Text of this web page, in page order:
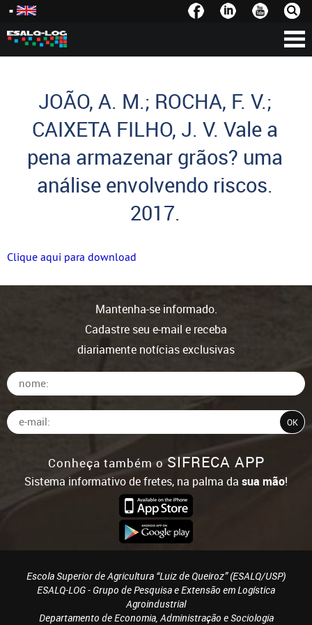
JOÃO, A. M.; ROCHA, F. V.;
CAIXETA FILHO, J. V. Vale a
pena armazenar grãos? uma
análise envolvendo riscos.
2017.
Clique aqui para download
Mantenha-se informado.
Cadastre seu e-mail e receba
diariamente notícias exclusivas
Conheça também o SIFRECA APP
Sistema informativo de fretes, na palma da sua mão!
Escola Superior de Agricultura “Luiz de Queiroz” (ESALQ/USP)
ESALQ-LOG - Grupo de Pesquisa e Extensão em Logística
Agroindustrial
Departamento de Economia, Administração e Sociologia